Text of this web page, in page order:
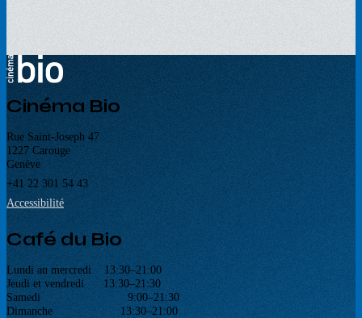
Cinéma Bio
Rue Saint-Joseph 47
1227 Carouge
Genève
+41 22 301 54 43
Accessibilité
Café du Bio
Lundi au mercredi 13:30–21:00
Jeudi et vendredi 13:30–21:30
Samedi 9:00–21:30
Dimanche 13:30–21:00